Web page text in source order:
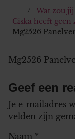
Wat zou jij
Ciska heeft
Mg2526
Mg2526
Geef een
Je e-mailadres
velden zijn
Naam *